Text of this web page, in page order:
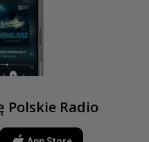
Polskie Radio